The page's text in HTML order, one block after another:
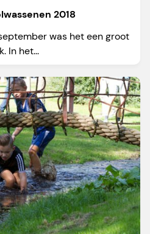
2018
was het een groot
In het...